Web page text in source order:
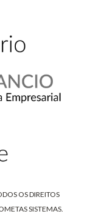
OS DIREITOS
SISTEMAS